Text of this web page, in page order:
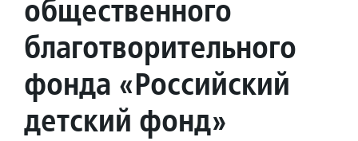
общественного
благотворительного
фонда «Российский
детский фонд»